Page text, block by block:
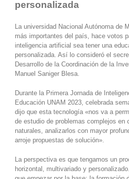
personalizada
La universidad Nacional Autónoma de
más importantes del país, hace votos
inteligencia artificial sea tener una
personalizada. Así lo consideró el
Desarrollo de la Coordinación de la
Manuel Saniger Blesa.
Durante la Primera Jornada de
Educación UNAM 2023, celebrada
dijo que esta tecnología «nos va a
de estudio de problemas complejos en
naturales, analizarlos con mayor
arroje propuestas de solución».
La perspectiva es que tengamos un
horizontal, multivariado y